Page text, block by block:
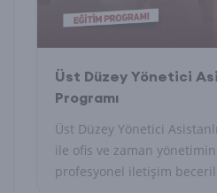
Üst Düzey Yönetici
Programı
Üst Düzey Yönetici
ile ofis ve zaman
profesyonel iletişim